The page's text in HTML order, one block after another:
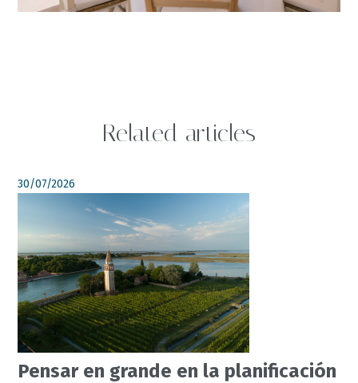
Related articles
30/07/2026
Pensar en grande en la planificación